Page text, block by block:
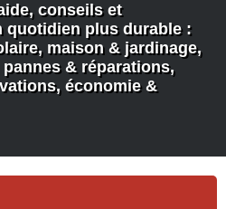
conseils et
plus durable :
maison & jardinage,
& réparations,
économie &